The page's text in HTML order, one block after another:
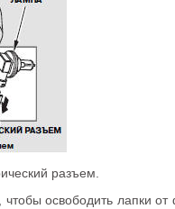
разъем.
освободить лапки